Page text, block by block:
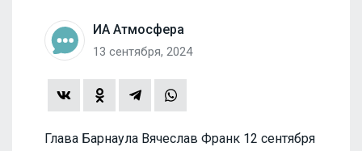
ИА Атмосфера
13 сентября, 2024
Глава Барнаула Вячеслав Франк 12 сентября